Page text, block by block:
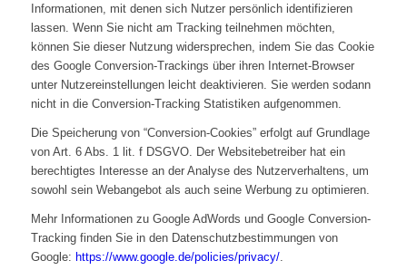
Informationen, mit denen sich Nutzer persönlich identifizieren
lassen. Wenn Sie nicht am Tracking teilnehmen möchten,
können Sie dieser Nutzung widersprechen, indem Sie das Cookie
des Google Conversion-Trackings über ihren Internet-Browser
unter Nutzereinstellungen leicht deaktivieren. Sie werden sodann
nicht in die Conversion-Tracking Statistiken aufgenommen.
Die Speicherung von “Conversion-Cookies” erfolgt auf Grundlage
von Art. 6 Abs. 1 lit. f DSGVO. Der Websitebetreiber hat ein
berechtigtes Interesse an der Analyse des Nutzerverhaltens, um
sowohl sein Webangebot als auch seine Werbung zu optimieren.
Mehr Informationen zu Google AdWords und Google Conversion-
Tracking finden Sie in den Datenschutzbestimmungen von
Google: https://www.google.de/policies/privacy/.